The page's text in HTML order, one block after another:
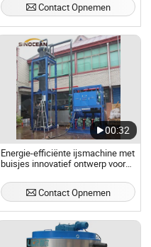
Contact Opnemen
00:32
Energie-efficiënte ijsmachine met
buisjes innovatief ontwerp voor
Ijsmachine
Contact Opnemen